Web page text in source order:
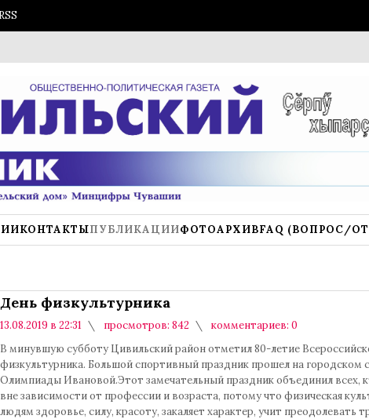
RSS
КОНТАКТЫПУБЛИКАЦИИФОТОАРХИВFAQ (ВОПРОС/
День физкультурника
13.08.2019 в 22:31 просмотров: 842
комментариев: 0
В минувшую субботу Цивильский район отметил 80-летие
физкультурника. Большой спортивный праздник прошел на городском
Олимпиады Ивановой.Этот замечательный праздник объединил всех,
вне зависимости от профессии и возраста, потому что физическая
людям здоровье, силу, красоту, закаляет характер, учит преодолевать